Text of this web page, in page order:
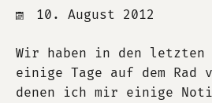
10. August 2012
Wir haben in den letzten
einige Tage auf dem Rad
denen ich mir einige